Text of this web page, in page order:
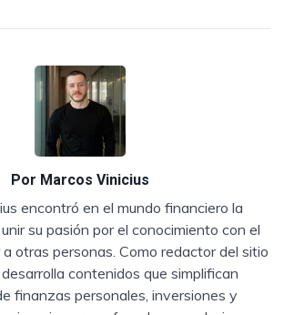
Por Marcos Vinicius
encontró en el mundo financiero la
su pasión por el conocimiento con el
otras personas. Como redactor del sitio
contenidos que simplifican
finanzas personales, inversiones y